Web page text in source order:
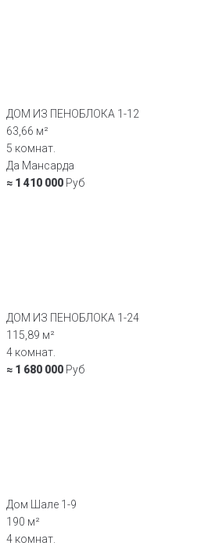
ДОМ ИЗ ПЕНОБЛОКА 1-12
63,66 м²
5 комнат.
Да Мансарда
≈ 1 410 000 Руб
ДОМ ИЗ ПЕНОБЛОКА 1-24
115,89 м²
4 комнат.
≈ 1 680 000 Руб
Дом Шале 1-9
190 м²
4 комнат.